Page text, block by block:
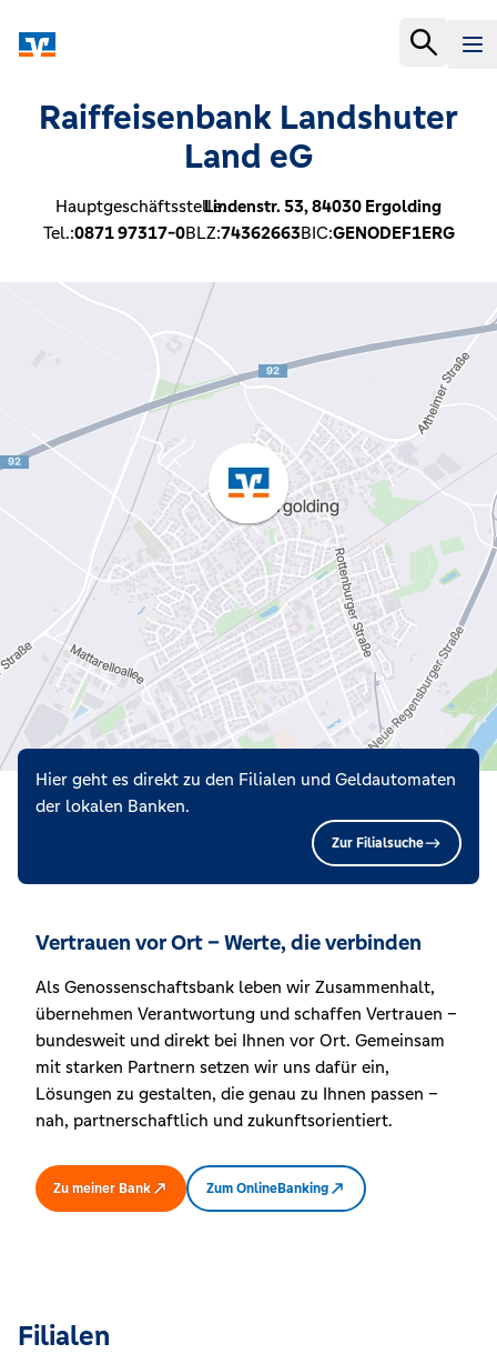
Raiffeisenbank Landshuter
Land eG
Hauptgeschäftsstelle:Lindenstr. 53,84030 Ergolding
Tel.:0871 97317-0BLZ:74362663BIC:GENODEF1ERG
Hier geht es direkt zu den Filialen und Geldautomaten
der lokalen Banken.
Zur Filialsuche
Vertrauen vor Ort – Werte, die verbinden
Als Genossenschaftsbank leben wir Zusammenhalt,
übernehmen Verantwortung und schaffen Vertrauen –
bundesweit und direkt bei Ihnen vor Ort. Gemeinsam
mit starken Partnern setzen wir uns dafür ein,
Lösungen zu gestalten, die genau zu Ihnen passen –
nah, partnerschaftlich und zukunftsorientiert.
Zu meiner Bank Zum OnlineBanking
Filialen